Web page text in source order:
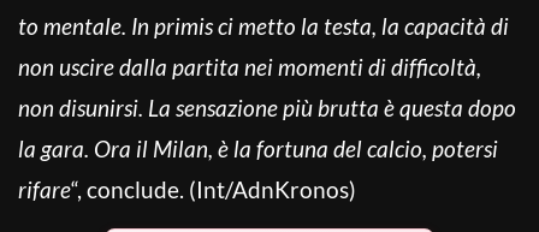
to mentale. In primis ci metto la testa, la capacità di
non uscire dalla partita nei momenti di difficoltà,
non disunirsi. La sensazione più brutta è questa dopo
la gara. Ora il Milan, è la fortuna del calcio, potersi
rifare“, conclude. (Int/AdnKronos)